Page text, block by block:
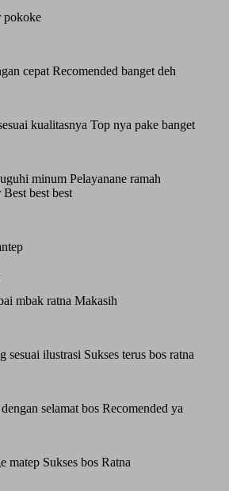
pokoke
cepat Recomended banget deh
kualitasnya Top nya pake banget
minum Pelayanane ramah
best best
mbak ratna Makasih
sesuai ilustrasi Sukses terus bos ratna
selamat bos Recomended ya
matep Sukses bos Ratna